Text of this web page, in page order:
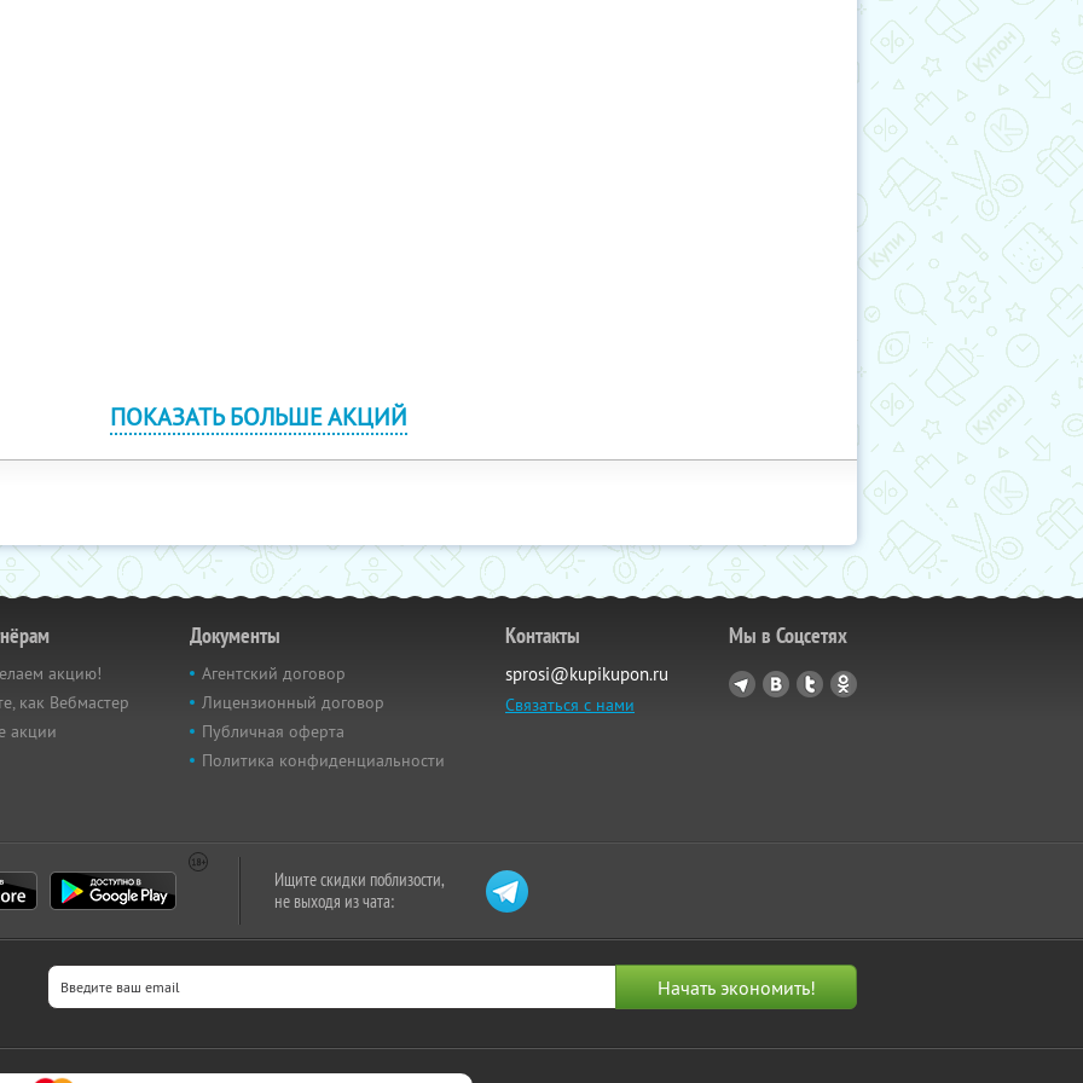
ПОКАЗАТЬ БОЛЬШЕ АКЦИЙ
акцию!
как Вебмастер
акции
Документы
Агентский договор
Лицензионный договор
Публичная оферта
Политика конфиденциальности
Контакты
sprosi@kupikupon.ru
Связаться с нами
Мы в Соцсетях
Ищите скидки поблизости,
не выходя из чата: